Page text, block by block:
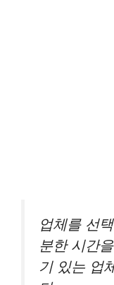
업체를 선
분한 시간
기 있는 업